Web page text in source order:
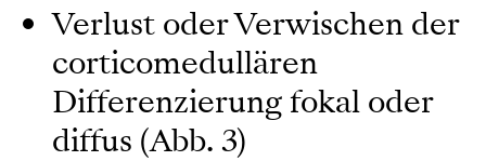
Verlust oder Verwischen der
corticomedullären
Differenzierung fokal oder
diffus (Abb. 3)